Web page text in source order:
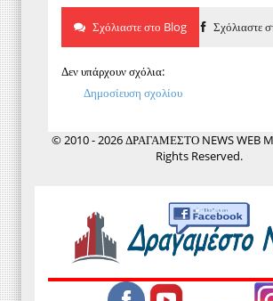
Σχόλιαστε στο Blog Σχόλιαστε
Δεν υπάρχουν σχόλια:
Δημοσίευση σχολίου
© 2010 - 2026 ΔΡΑΓΑΜΕΣΤΟ NEWS WEB
Rights Reserved.